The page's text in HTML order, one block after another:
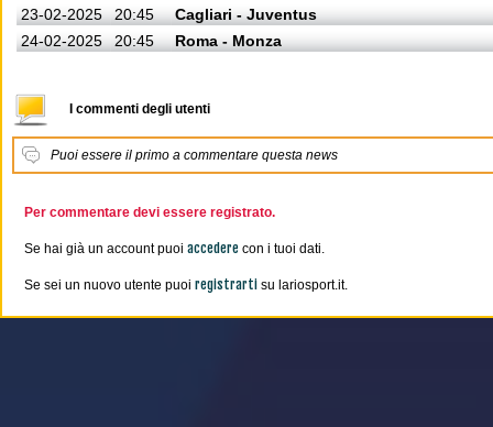
23-02-2025
20:45
Cagliari - Juventus
24-02-2025
20:45 Roma - Monza
I commenti degli utenti
Puoi essere il primo a commentare questa news
Per commentare devi essere registrato.
Se hai già un account puoi accedere con i tuoi dati.
Se sei un nuovo utente puoi registrarti su lariosport.it.